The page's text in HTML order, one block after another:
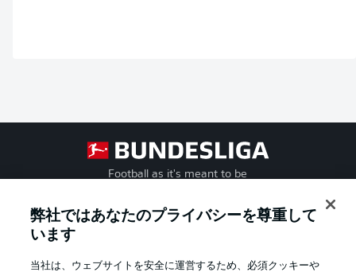
Football as it's meant to be
弊社ではあなたのプライバシーを尊重して
います
当社は、ウェブサイトを安全に運営するため、必須クッキーや